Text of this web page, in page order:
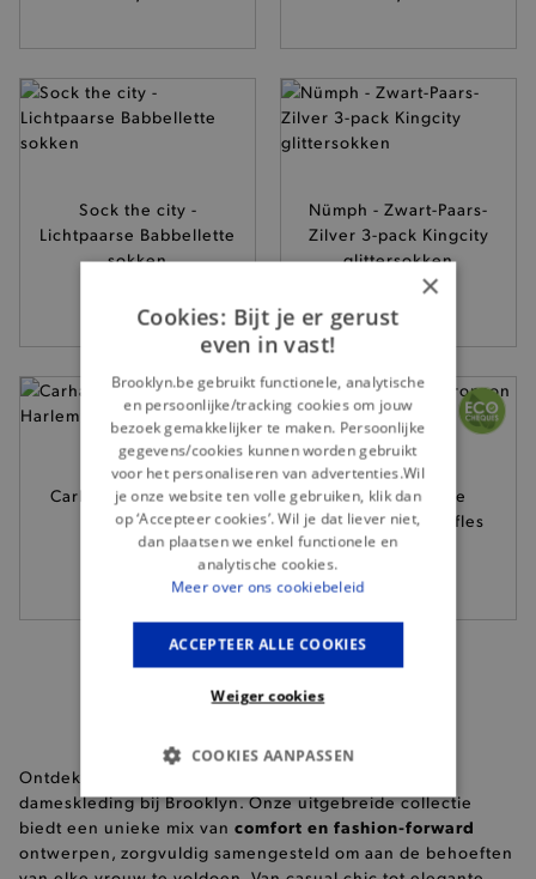
Sock the city -
Lichtpaarse Babbellette
sokken
Nümph - Zwart-Paars-
Zilver 3-pack Kingcity
glittersokken
19,95
Carhartt WIP - Paarse
Harlem pet
39,95
ECOALF - Paarse
Bronson thermosfles
35,-
Ontdek de
dameskleding bij Brooklyn. Onze uitgebreide collectie
biedt een unieke mix van comfort en fashion-forward
ontwerpen, zorgvuldig samengesteld om aan de behoeften
×
Cookies: Bijt je er gerust
even in vast!
Brooklyn.be gebruikt functionele, analytische
en persoonlijke/tracking cookies om jouw
bezoek gemakkelijker te maken. Persoonlijke
gegevens/cookies kunnen worden gebruikt
voor het personaliseren van advertenties.Wil
je onze website ten volle gebruiken, klik dan
op ‘Accepteer cookies’. Wil je dat liever niet,
dan plaatsen we enkel functionele en
analytische cookies.
Meer over ons cookiebeleid
ACCEPTEER ALLE COOKIES
Weiger cookies
COOKIES AANPASSEN
BASIS COOKIES
ANALYTISCHE